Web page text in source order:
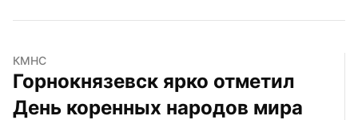
КМНС
Горнокнязевск ярко отметил
День коренных народов мира